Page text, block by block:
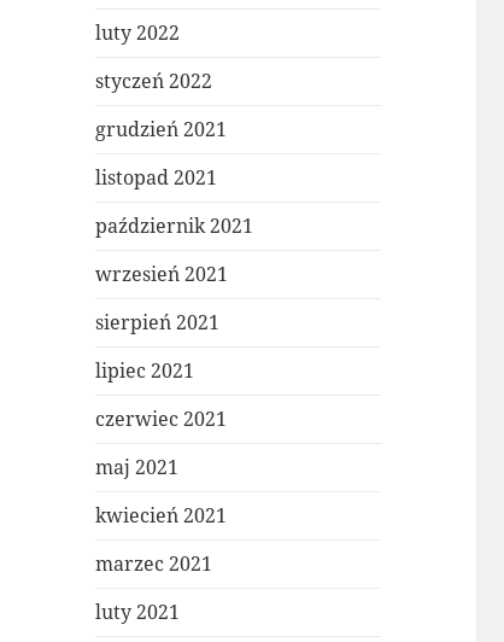
luty 2022
styczeń 2022
grudzień 2021
listopad 2021
październik 2021
wrzesień 2021
sierpień 2021
lipiec 2021
czerwiec 2021
maj 2021
kwiecień 2021
marzec 2021
luty 2021